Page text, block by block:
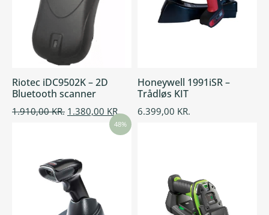
Riotec iDC9502K – 2D
Bluetooth scanner
1.910,00KR. 1.380,00 KR.
Honeywell 1991iSR –
Trådløs KIT
6.399,00 KR.
48%